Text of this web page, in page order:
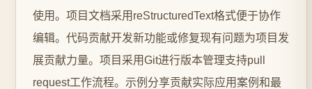
使用。项目文档采用reStructuredText格式便于协作
编辑。代码贡献开发新功能或修复现有问题为项目发
展贡献力量。项目采用Git进行版本管理支持pull
request工作流程。示例分享贡献实际应用案例和最